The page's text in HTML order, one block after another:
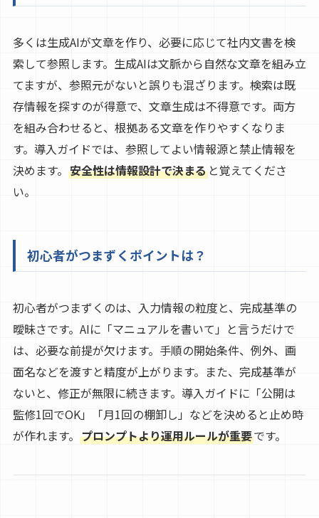
多くは生成AIが文章を作り、必要に応じて社内文書を検
索して参照します。生成AIは文脈から自然な文章を組み立
てますが、参照元がないと誤りも混ざります。検索は既
存情報を探すのが得意で、文章生成は不得意です。両方
を組み合わせると、根拠ある文章を作りやすくなりま
す。導入ガイドでは、参照してよい情報源と禁止情報を
決めます。 安全性は情報設計で決まると覚えてくださ
い。
初心者がつまずくポイントは？
初心者がつまずくのは、入力情報の粒度と、完成基準の
曖昧さです。AIに「マニュアルを書いて」と言うだけで
は、必要な前提が欠けます。手順の開始条件、例外、画
面名などを渡すと精度が上がります。また、完成基準が
ないと、修正が無限に続きます。導入ガイドに「公開は
監修1回でOK」「月1回の棚卸し」などを決めると止め時
が作れます。 プロンプトより運用ルールが重要です。